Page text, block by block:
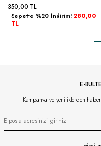
350,00 TL
Sepette %20 İndirim! 280,00
TL
E-
Kampanya ve yeniliklerden